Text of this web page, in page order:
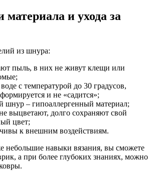
материала и ухода за
из шнура:
пыль, в них не живут клещи или
с температурой до 30 градусов,
и не «садится»;
– гипоаллергенный материал;
выцветают, долго сохраняют свой
цвет;
к внешним воздействиям.
небольшие навыки вязания, вы сможете
а при более глубоких знаниях, можно